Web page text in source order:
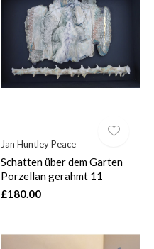
Jan Huntley Peace
Schatten über dem Garten
Porzellan gerahmt 11
£180.00